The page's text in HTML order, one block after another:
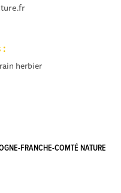
:
herbier
FRANCHE-COMTÉ NATURE